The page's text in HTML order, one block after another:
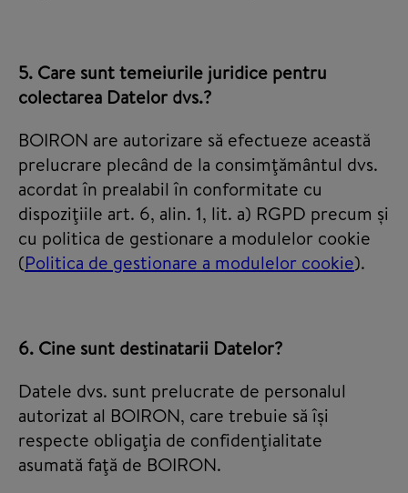
5. Care sunt temeiurile juridice pentru
colectarea Datelor dvs.?
BOIRON are autorizare să efectueze această
prelucrare plecând de la consimţământul dvs.
acordat în prealabil în conformitate cu
dispoziţiile art. 6, alin. 1, lit. a) RGPD precum și
cu politica de gestionare a modulelor cookie
(Politica de gestionare a modulelor cookie).
6. Cine sunt destinatarii Datelor?
Datele dvs. sunt prelucrate de personalul
autorizat al BOIRON, care trebuie să își
respecte obligaţia de confidenţialitate
asumată faţă de BOIRON.